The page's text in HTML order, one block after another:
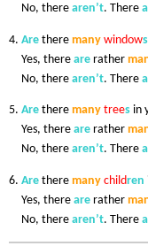
No, there aren’t. There
4. Are there many windows
Yes, there are rather
No, there aren’t. There
5. Are there many trees in
Yes, there are rather
No, there aren’t. There
6. Are there many children
Yes, there are rather
No, there aren’t. There